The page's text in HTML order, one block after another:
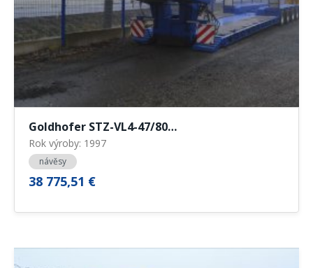
Goldhofer STZ-VL4-47/80…
Rok výroby: 1997
návěsy
38 775,51 €